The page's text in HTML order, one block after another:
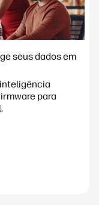
seus dados em
para